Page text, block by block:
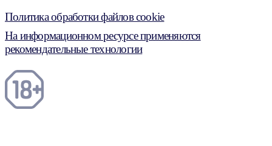
Политика обработки файлов cookie
На информационном ресурсе применяются
рекомендательные технологии